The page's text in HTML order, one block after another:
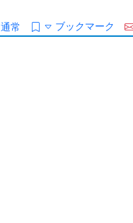
通常 ブックマーク